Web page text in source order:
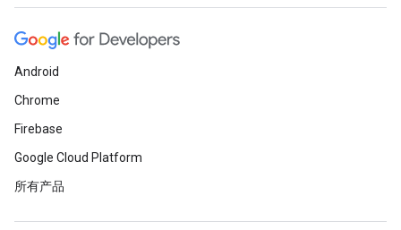
Android
Chrome
Firebase
Google Cloud Platform
所有产品